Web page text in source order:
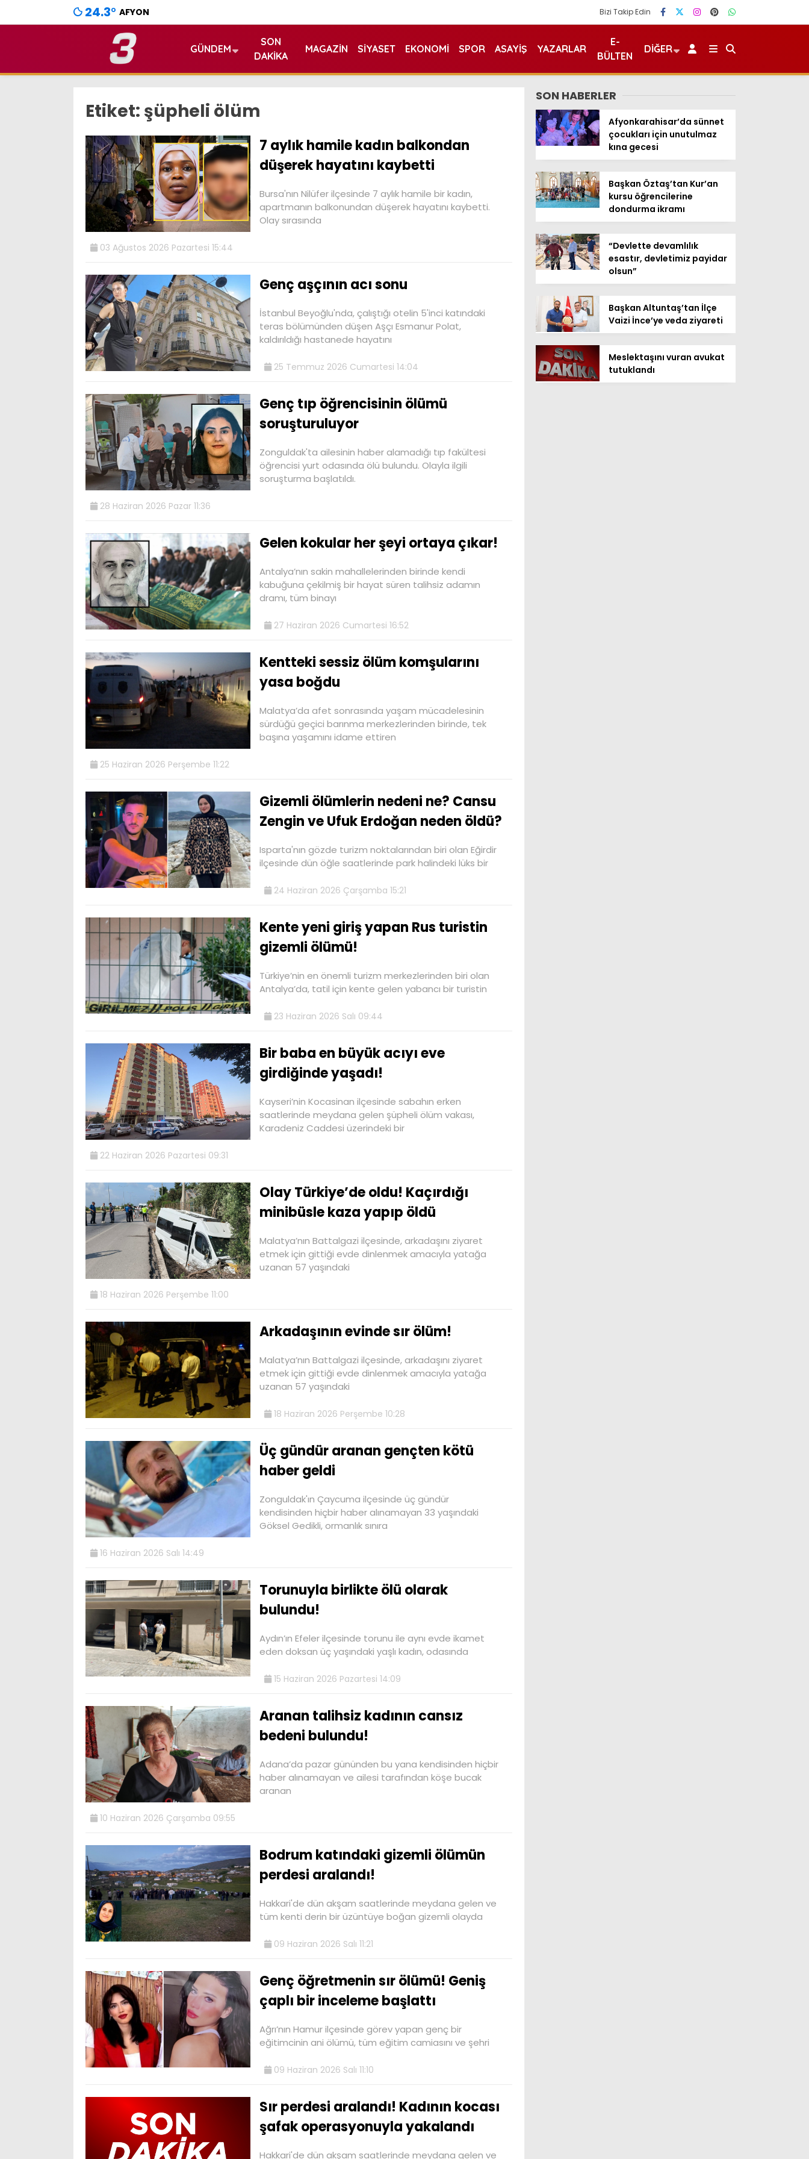
24.3° AFYON Bizi Takip Edin
GÜNDEM
SON
DAKIKA
MAGAZIN SIYASET EKONOMI SPOR ASAYIŞ YAZARLAR
E-
BÜLTEN
DIĞER
Etiket: şüpheli ölüm
7 aylık hamile kadın balkondan
düşerek hayatını kaybetti
Bursa'nın Nilüfer ilçesinde 7 aylık hamile bir kadın,
apartmanın balkonundan düşerek hayatını kaybetti.
Olay sırasında
03 Ağustos 2026 Pazartesi 15:44
Genç aşçının acı sonu
İstanbul Beyoğlu'nda, çalıştığı otelin 5'inci katındaki
teras bölümünden düşen Aşçı Esmanur Polat,
kaldırıldığı hastanede hayatını
25 Temmuz 2026 Cumartesi 14:04
Genç tıp öğrencisinin ölümü
soruşturuluyor
Zonguldak'ta ailesinin haber alamadığı tıp fakültesi
öğrencisi yurt odasında ölü bulundu. Olayla ilgili
soruşturma başlatıldı.
28 Haziran 2026 Pazar 11:36
Gelen kokular her şeyi ortaya çıkar!
Antalya’nın sakin mahallelerinden birinde kendi
kabuğuna çekilmiş bir hayat süren talihsiz adamın
dramı, tüm binayı
27 Haziran 2026 Cumartesi 16:52
Kentteki sessiz ölüm komşularını
yasa boğdu
Malatya’da afet sonrasında yaşam mücadelesinin
sürdüğü geçici barınma merkezlerinden birinde, tek
başına yaşamını idame ettiren
25 Haziran 2026 Perşembe 11:22
Gizemli ölümlerin nedeni ne? Cansu
Zengin ve Ufuk Erdoğan neden öldü?
Isparta'nın gözde turizm noktalarından biri olan Eğirdir
ilçesinde dün öğle saatlerinde park halindeki lüks bir
24 Haziran 2026 Çarşamba 15:21
Kente yeni giriş yapan Rus turistin
gizemli ölümü!
Türkiye’nin en önemli turizm merkezlerinden biri olan
Antalya’da, tatil için kente gelen yabancı bir turistin
23 Haziran 2026 Salı 09:44
Bir baba en büyük acıyı eve
girdiğinde yaşadı!
Kayseri’nin Kocasinan ilçesinde sabahın erken
saatlerinde meydana gelen şüpheli ölüm vakası,
Karadeniz Caddesi üzerindeki bir
22 Haziran 2026 Pazartesi 09:31
Olay Türkiye’de oldu! Kaçırdığı
minibüsle kaza yapıp öldü
Malatya’nın Battalgazi ilçesinde, arkadaşını ziyaret
etmek için gittiği evde dinlenmek amacıyla yatağa
uzanan 57 yaşındaki
18 Haziran 2026 Perşembe 11:00
Arkadaşının evinde sır ölüm!
Malatya’nın Battalgazi ilçesinde, arkadaşını ziyaret
etmek için gittiği evde dinlenmek amacıyla yatağa
uzanan 57 yaşındaki
18 Haziran 2026 Perşembe 10:28
Üç gündür aranan gençten kötü
haber geldi
Zonguldak'ın Çaycuma ilçesinde üç gündür
kendisinden hiçbir haber alınamayan 33 yaşındaki
Göksel Gedikli, ormanlık sınıra
16 Haziran 2026 Salı 14:49
Torunuyla birlikte ölü olarak
bulundu!
Aydın’ın Efeler ilçesinde torunu ile aynı evde ikamet
eden doksan üç yaşındaki yaşlı kadın, odasında
15 Haziran 2026 Pazartesi 14:09
Aranan talihsiz kadının cansız
bedeni bulundu!
Adana’da pazar gününden bu yana kendisinden hiçbir
haber alınamayan ve ailesi tarafından köşe bucak
aranan
10 Haziran 2026 Çarşamba 09:55
Bodrum katındaki gizemli ölümün
perdesi aralandı!
Hakkari'de dün akşam saatlerinde meydana gelen ve
tüm kenti derin bir üzüntüye boğan gizemli olayda
09 Haziran 2026 Salı 11:21
Genç öğretmenin sır ölümü! Geniş
çaplı bir inceleme başlattı
Ağrı’nın Hamur ilçesinde görev yapan genç bir
eğitimcinin ani ölümü, tüm eğitim camiasını ve şehri
09 Haziran 2026 Salı 11:10
Sır perdesi aralandı! Kadının kocası
şafak operasyonuyla yakalandı
Hakkari'de dün akşam saatlerinde meydana gelen ve
SON HABERLER
Afyonkarahisar’da sünnet
çocukları için unutulmaz
kına gecesi
Başkan Öztaş’tan Kur’an
kursu öğrencilerine
dondurma ikramı
“Devlette devamlılık
esastır, devletimiz payidar
olsun”
Başkan Altuntaş’tan İlçe
Vaizi İnce’ye veda ziyareti
Meslektaşını vuran avukat
tutuklandı